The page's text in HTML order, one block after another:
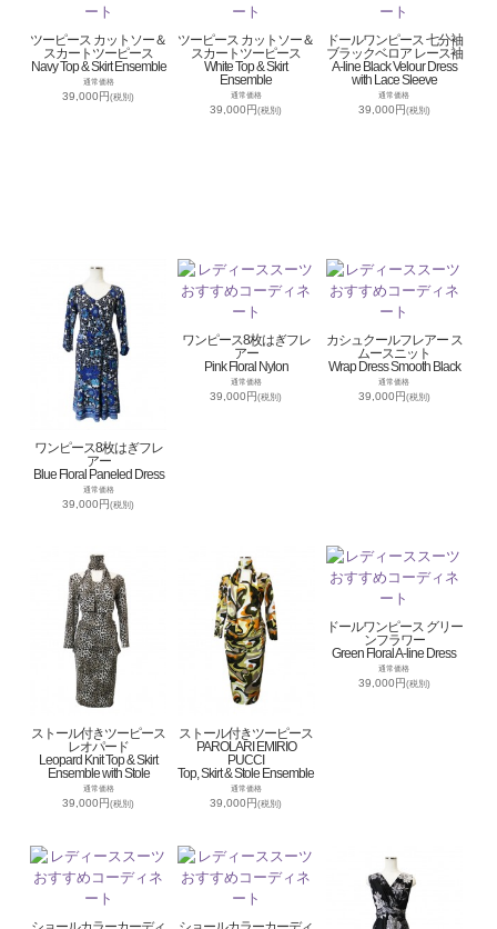
ツーピース カットソー＆
スカートツーピース
Navy Top & Skirt Ensemble
通常価格
39,000円(税別)
ツーピース カットソー＆
スカートツーピース
White Top & Skirt
Ensemble
通常価格
39,000円(税別)
ドールワンピース 七分袖
ブラックベロア レース袖
A-line Black Velour Dress
with Lace Sleeve
通常価格
39,000円(税別)
ワンピース8枚はぎフレ
アー
Blue Floral Paneled Dress
通常価格
39,000円(税別)
ワンピース8枚はぎフレ
アー
Pink Floral Nylon
通常価格
39,000円(税別)
カシュクールフレアー ス
ムースニット
Wrap Dress Smooth Black
通常価格
39,000円(税別)
ストール付きツーピース
レオパード
Leopard Knit Top & Skirt
Ensemble with Stole
通常価格
39,000円(税別)
ストール付きツーピース
PAROLARI EMIRIO
PUCCI
Top, Skirt & Stole Ensemble
通常価格
39,000円(税別)
ドールワンピース グリー
ンフラワー
Green Floral A-line Dress
通常価格
39,000円(税別)